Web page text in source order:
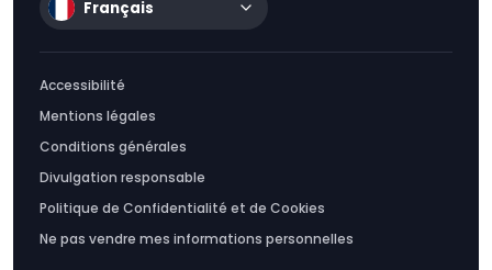
Français
Accessibilité
Mentions légales
Conditions générales
Divulgation responsable
Politique de Confidentialité et de Cookies
Ne pas vendre mes informations personnelles